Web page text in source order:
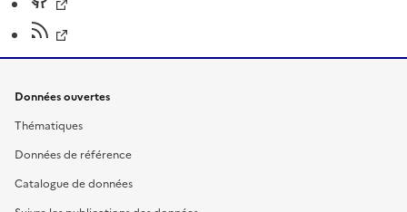
Données ouvertes
Thématiques
Données de référence
Catalogue de données